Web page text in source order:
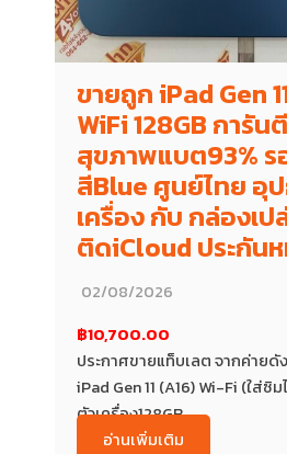
ขายถูก iPad Gen
WiFi 128GB การัน
สุขภาพแบต93% ร
สีBlue ศูนย์ไทย อุ
เครื่อง กับ กล่องเป
ติดiCloud ประกัน
02/08/2026
฿10,700.00
ประกาศขายแท็บเลต จากค่ายดั
iPad Gen 11 (A16) Wi-Fi (ใส่ซิ
ตัวเครื่อง128GB...
อ่านเพิ่มเติม